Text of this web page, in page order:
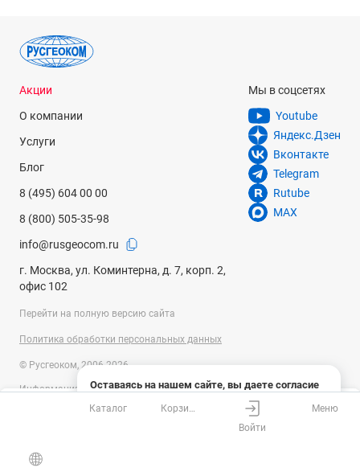
Оставаясь на нашем сайте, вы даете согласие
на использование файлов cookies и сбор данных
системами веб-аналитики
Акции
О компании
Услуги
Блог
8 (495) 604 00 00
8 (800) 505-35-98
info@rusgeocom.ru
г. Москва, ул. Коминтерна, д. 7, корп. 2,
офис 102
Мы в соцсетях
Youtube
Яндекс.Дзен
Вконтакте
Telegram
Rutube
MAX
Перейти на полную версию сайта
Политика обработки персональных данных
© Русгеоком, 2006-2026
Информация на сайте носит справочный характер и не является
публичной офертой, определяемой положениями Статьи 437
Гражданского кодекса Российской Федерации. Технические
изменены производителем без предварительного уведомления.
Уточняйте информацию у наших менеджеров.
Каталог
Корзина
Войти
Меню